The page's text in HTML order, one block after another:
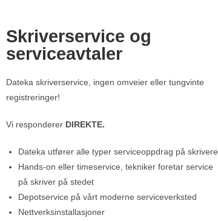
Skriverservice og
serviceavtaler
Dateka skriverservice, ingen omveier eller tungvinte
registreringer!
Vi responderer DIREKTE.
Dateka utfører alle typer serviceoppdrag på skrivere
Hands-on eller timeservice, tekniker foretar service
på skriver på stedet
Depotservice på vårt moderne serviceverksted
Nettverksinstallasjoner